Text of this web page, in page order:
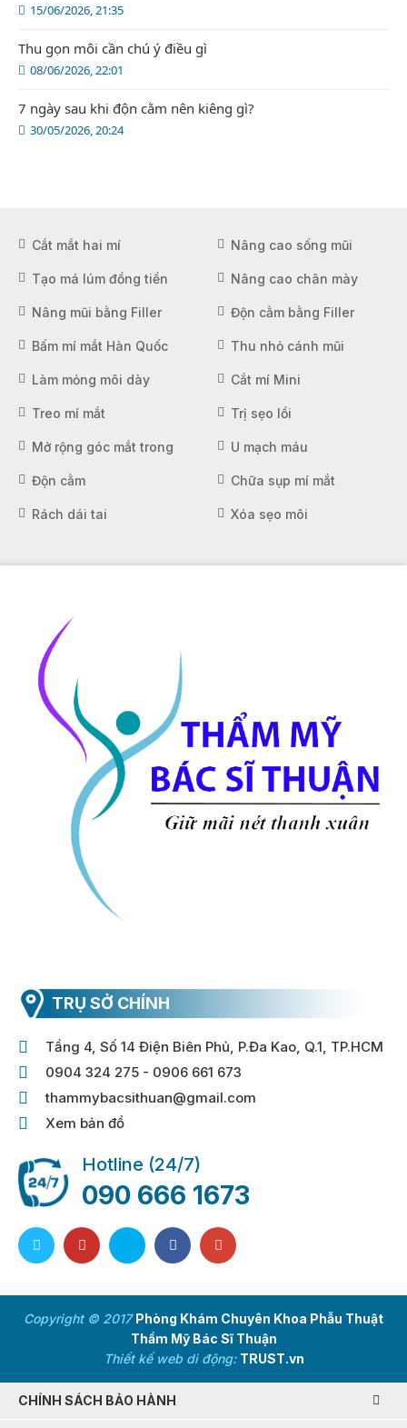
15/06/2026, 21:35
08/06/2026, 22:01
Thu gọn môi cần chú ý điều gì
30/05/2026, 20:24
7 ngày sau khi độn cằm nên kiêng gì?
Cắt mắt hai mí Nâng cao sống mũi
Tạo má lúm đồng tiền Nâng cao chân mày
Nâng mũi bằng Filler Độn cằm bằng Filler
Bấm mí mắt Hàn Quốc Thu nhỏ cánh mũi
Làm mỏng môi dày Cắt mí Mini
Treo mí mắt Trị sẹo lồi
Mở rộng góc mắt trong U mạch máu
Độn cằm Chữa sụp mí mắt
Rách dái tai Xóa sẹo môi
TRỤ SỞ CHÍNH
Tầng 4, Số 14 Điện Biên Phủ, P.Đa Kao, Q.1, TP.HCM
0904 324 275 - 0906 661 673
thammybacsithuan@gmail.com
Xem bản đồ
Hotline (24/7)
090 666 1673
Copyright © 2017Phòng Khám Chuyên Khoa Phẫu Thuật
Thẩm Mỹ Bác Sĩ Thuận
Thiết kế web di động: TRUST.vn
CHÍNH SÁCH BẢO HÀNH